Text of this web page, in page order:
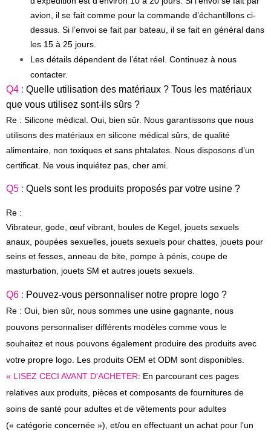
avion, il se fait comme pour la commande d’échantillons ci-
dessus. Si l’envoi se fait par bateau, il se fait en général dans
les 15 à 25 jours.
Les détails dépendent de l’état réel. Continuez à nous
contacter.
Q4 : Quelle utilisation des matériaux ? Tous les matériaux
que vous utilisez sont-ils sûrs ?
Re : Silicone médical. Oui, bien sûr. Nous garantissons que nous
utilisons des matériaux en silicone médical sûrs, de qualité
alimentaire, non toxiques et sans phtalates. Nous disposons d’un
certificat. Ne vous inquiétez pas, cher ami.
Q5 : Quels sont les produits proposés par votre usine ?
Re :
Vibrateur, gode, œuf vibrant, boules de Kegel, jouets sexuels
anaux, poupées sexuelles, jouets sexuels pour chattes, jouets pour
seins et fesses, anneau de bite, pompe à pénis, coupe de
masturbation, jouets SM et autres jouets sexuels.
Q6 : Pouvez-vous personnaliser notre propre logo ?
Re : Oui, bien sûr, nous sommes une usine gagnante, nous
pouvons personnaliser différents modèles comme vous le
souhaitez et nous pouvons également produire des produits avec
votre propre logo. Les produits OEM et ODM sont disponibles.
« LISEZ CECI AVANT D’ACHETER: En parcourant ces pages
relatives aux produits, pièces et composants de fournitures de
soins de santé pour adultes et de vêtements pour adultes
(« catégorie concernée »), et/ou en effectuant un achat pour l’un